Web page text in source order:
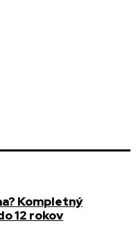
Kompletný
12 rokov